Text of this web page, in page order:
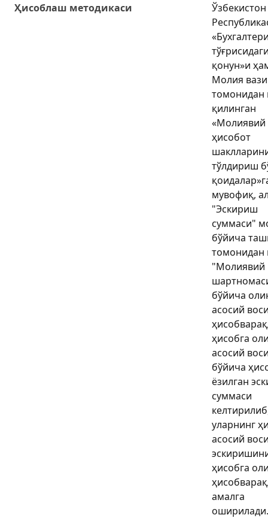
Ҳисоблаш методикаси
Ўзбекистон
қонун»и
Молия
томонидан
қилинган
«Молиявий
ҳисобот
тўлдириш
мувофиқ,
"Эскириш
суммаси"
бўйича
томонидан
"Молиявий
бўйича
асосий
ҳисобга
асосий
бўйича
ёзилган
суммаси
уларнинг
асосий
ҳисобга
амалга
оширилади.